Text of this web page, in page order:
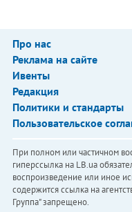
Про нас
Реклама на сайте
Ивенты
Редакция
Политики и стандарты
Пользовательское
При полном или частичном
гиперссылка на LB.ua
воспроизведение или иное
содержится ссылка на
Группа" запрещено.